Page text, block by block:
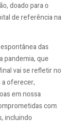
doado para o
de referência na
das
pandemia, que
vai se refletir no
oferecer,
em nossa
com
incluindo